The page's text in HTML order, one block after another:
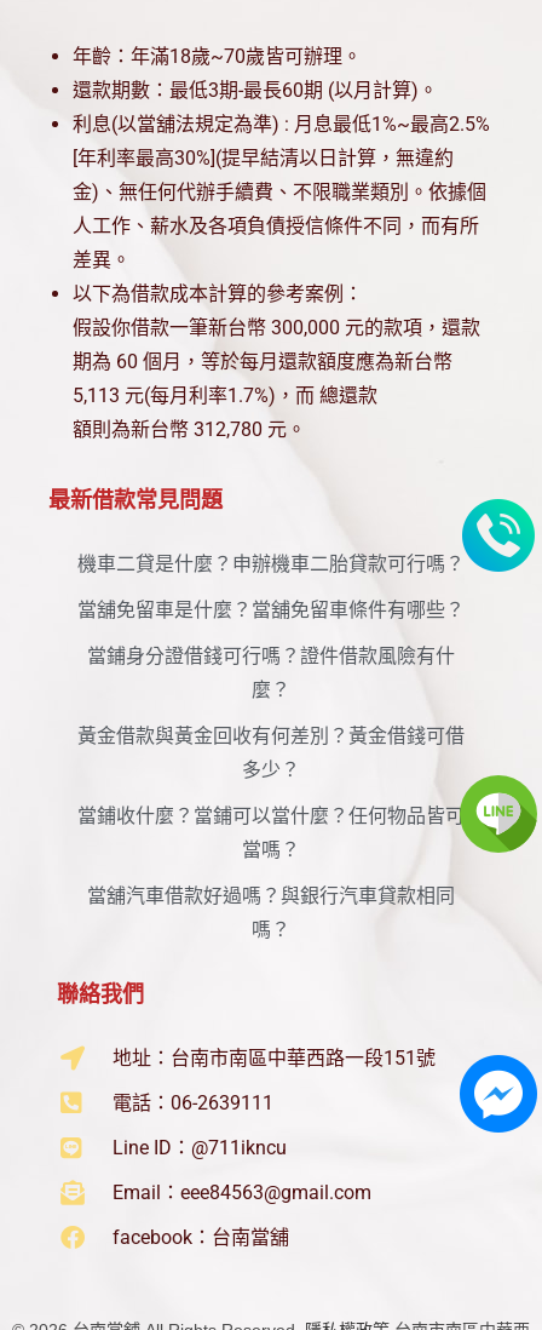
年齡：年滿18歲~70歲皆可辦理。
還款期數：最低3期-最長60期 (以月計算)。
利息(以當舖法規定為準) : 月息最低1%~最高2.5%
[年利率最高30%](提早結清以日計算，無違約
金)、無任何代辦手續費、不限職業類別。依據個
人工作、薪水及各項負債授信條件不同，而有所
差異。
以下為借款成本計算的參考案例：
假設你借款一筆新台幣 300,000 元的款項，還款
期為 60 個月，等於每月還款額度應為新台幣
5,113 元(每月利率1.7%)，而 總還款
額則為新台幣 312,780 元。
最新借款常見問題
機車二貸是什麼？申辦機車二胎貸款可行嗎？
當舖免留車是什麼？當舖免留車條件有哪些？
當鋪身分證借錢可行嗎？證件借款風險有什
麼？
黃金借款與黃金回收有何差別？黃金借錢可借
多少？
當鋪收什麼？當鋪可以當什麼？任何物品皆可
當嗎？
當舖汽車借款好過嗎？與銀行汽車貸款相同
嗎？
聯絡我們
地址：台南市南區中華西路一段151號
電話：06-2639111
Line ID：@711ikncu
Email： eee84563@gmail.com
facebook：台南當舖